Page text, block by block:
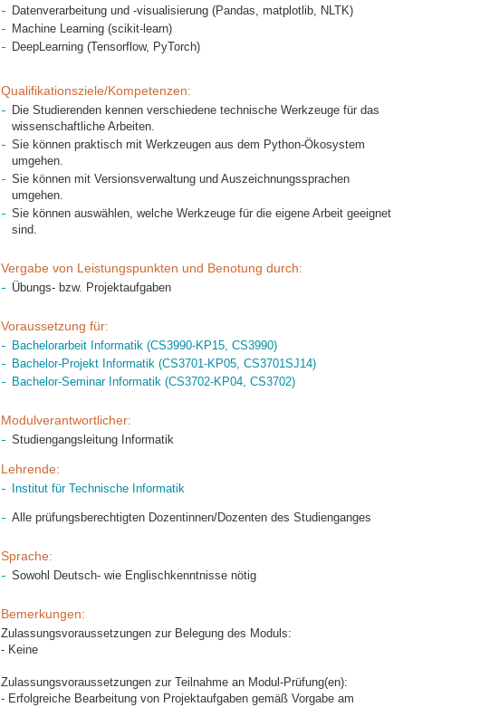
Datenverarbeitung und -visualisierung (Pandas, matplotlib, NLTK)
Machine Learning (scikit-learn)
DeepLearning (Tensorflow, PyTorch)
Qualifikationsziele/Kompetenzen:
Die Studierenden kennen verschiedene technische Werkzeuge für das
wissenschaftliche Arbeiten.
Sie können praktisch mit Werkzeugen aus dem Python-Ökosystem
umgehen.
Sie können mit Versionsverwaltung und Auszeichnungssprachen
umgehen.
Sie können auswählen, welche Werkzeuge für die eigene Arbeit geeignet
sind.
Vergabe von Leistungspunkten und Benotung durch:
Übungs- bzw. Projektaufgaben
Voraussetzung für:
Bachelorarbeit Informatik (CS3990-KP15, CS3990)
Bachelor-Projekt Informatik (CS3701-KP05, CS3701SJ14)
Bachelor-Seminar Informatik (CS3702-KP04, CS3702)
Modulverantwortlicher:
Studiengangsleitung Informatik
Lehrende:
Institut für Technische Informatik
Alle prüfungsberechtigten Dozentinnen/Dozenten des Studienganges
Sprache:
Sowohl Deutsch- wie Englischkenntnisse nötig
Bemerkungen:
Zulassungsvoraussetzungen zur Belegung des Moduls:
- Keine
Zulassungsvoraussetzungen zur Teilnahme an Modul-Prüfung(en):
- Erfolgreiche Bearbeitung von Projektaufgaben gemäß Vorgabe am